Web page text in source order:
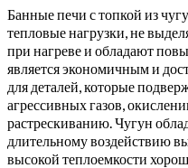
Банные печи с топкой из
тепловые нагрузки, не
при нагреве и обладают
является экономичным и
для деталей, которые
агрессивных газов,
растрескиванию. Чугун
длительному воздействию
высокой теплоемкости